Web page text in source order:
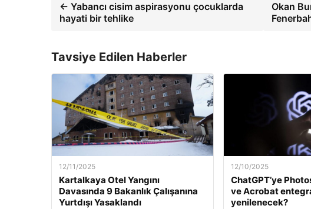
← Yabancı cisim aspirasyonu çocuklarda
hayati bir tehlike
Okan
Tavsiye Edilen Haberler
12/11/2025
Kartalkaya Otel Yangını
Davasında 9 Bakanlık Çalışanına
Yurtdışı Yasaklandı
12/10/2025
ChatGPT’ye
ve Acrobat
yenilenecek?